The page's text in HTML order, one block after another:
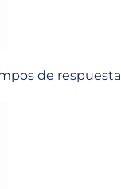
de respuesta